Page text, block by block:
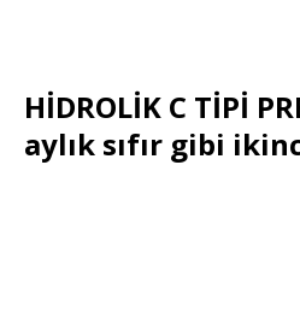
HİDROLİK C TİPİ
aylık sıfır gibi